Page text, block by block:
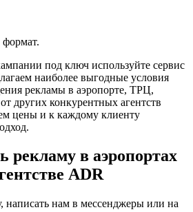
под ключ используйте сервис
наиболее выгодные условия
рекламы в аэропорте, ТРЦ,
других конкурентных агентств
цены и к каждому клиенту
рекламу в аэропортах
ADR
написать нам в мессенджеры или на